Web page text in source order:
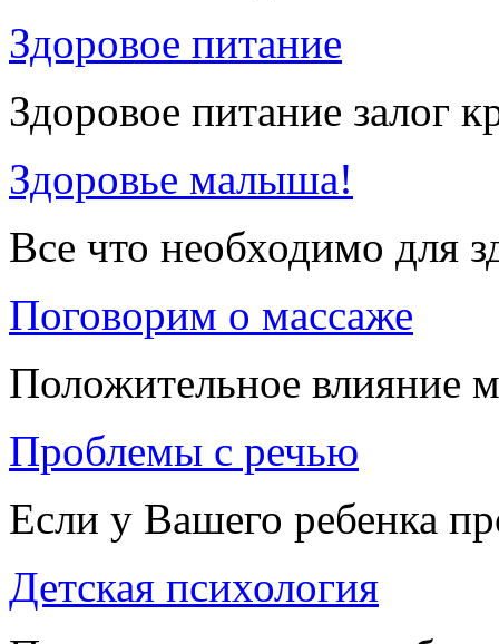
Здоровое питание
Здоровое питание залог
Здоровье малыша!
Все что необходимо для
Поговорим о массаже
Положительное влияние
Проблемы с речью
Если у Вашего ребенка
Детская психология